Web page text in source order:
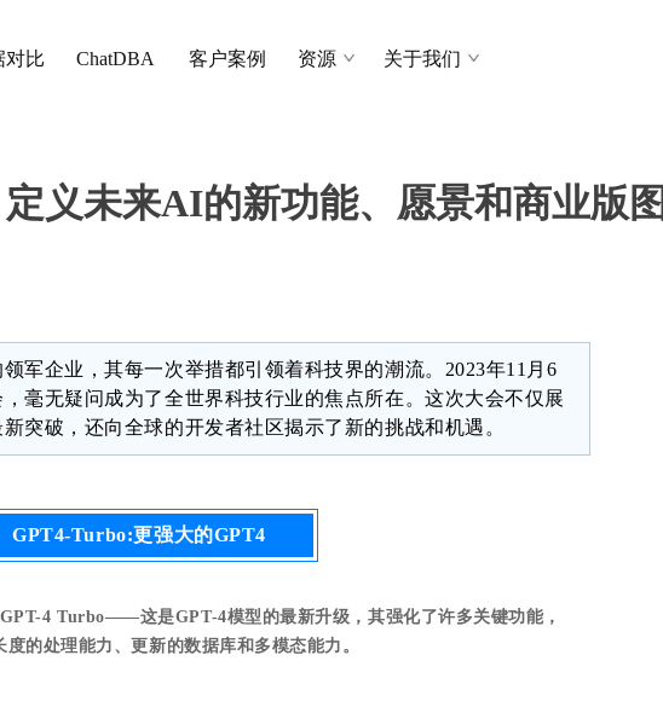
对比 ChatDBA 客户案例 关于我们
资源
义未来AI的新功能、愿景和商业版图
军企业，其每一次举措都引领着科技界的潮流。2023年11月6
毫无疑问成为了全世界科技行业的焦点所在。这次大会不仅展
突破，还向全球的开发者社区揭示了新的挑战和机遇。
GPT4-Turbo:更强大的GPT4
4 Turbo——这是GPT-4模型的最新升级，其强化了许多关键功能，
的处理能力、更新的数据库和多模态能力。